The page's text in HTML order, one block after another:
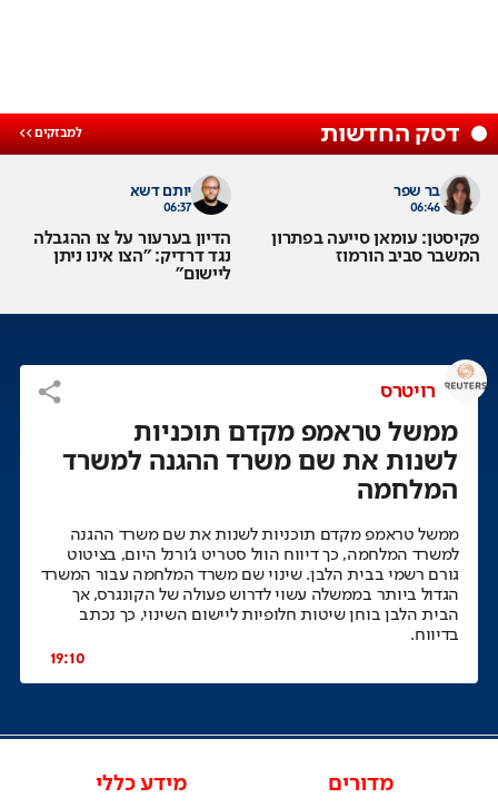
דסק החדשות
בר שפר
06:46
פקיסטן: עומאן סייעה בפתרון
המשבר סביב הורמוז
יותם דשא
06:37
הדיון בערעור על צו ההגבלה
נגד דרדיק: "הצו אינו ניתן
ליישום"
ממשל טראמפ מקדם תוכניות
לשנות את שם משרד ההגנה למשרד
המלחמה
רויטרס
19:10
ממשל טראמפ מקדם תוכניות לשנות את שם משרד ההגנה
למשרד המלחמה, כך דיווח הוול סטריט ג'ורנל היום, בציטוט
גורם רשמי בבית הלבן. שינוי שם משרד המלחמה עבור המשרד
הגדול ביותר בממשלה עשוי לדרוש פעולה של הקונגרס, אך
הבית הלבן בוחן שיטות חלופיות ליישום השינוי, כך נכתב
בדיווח.
מדורים מידע כללי